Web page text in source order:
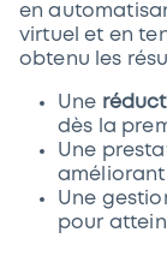
en
virtuel et en
obtenu les
Une
dès la
Une
Une
pour